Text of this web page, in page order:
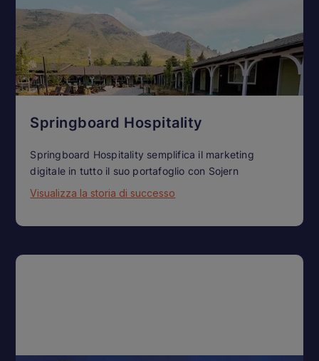
Springboard Hospitality
Springboard Hospitality semplifica il marketing
digitale in tutto il suo portafoglio con Sojern
Visualizza la storia di successo